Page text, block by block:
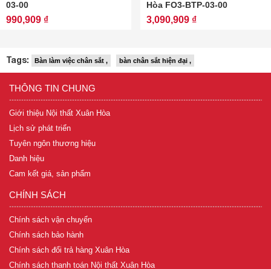
03-00
990,909 ₫
Hòa FO3-BTP-03-00
3,090,909 ₫
Tags: Bàn làm việc chân sắt , bàn chân sắt hiện đại ,
THÔNG TIN CHUNG
Giới thiệu Nội thất Xuân Hòa
Lịch sử phát triển
Tuyên ngôn thương hiệu
Danh hiệu
Cam kết giá, sản phẩm
CHÍNH SÁCH
Chính sách vận chuyển
Chính sách bảo hành
Chính sách đổi trả hàng Xuân Hòa
Chính sách thanh toán Nội thất Xuân Hòa